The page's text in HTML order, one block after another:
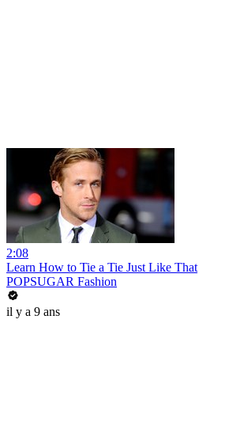
2:08
Learn How to Tie a Tie Just Like That
POPSUGAR Fashion
il y a 9 ans